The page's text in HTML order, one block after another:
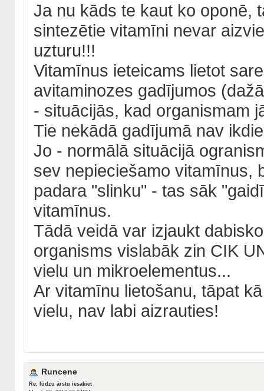
Ja nu kāds te kaut ko oponē,
sintezētie vitamīni nevar
uzturu!!!
Vitamīnus ieteicams lietot
avitaminozes gadījumos
- situācijās, kad organismam
Tie nekādā gadījumā nav
Jo - normālā situācijā
sev nepieciešamo vitamīnus,
padara "slinku" - tas sāk
vitamīnus.
Tādā veidā var izjaukt
organisms vislabāk zin CIK
vielu un mikroelementus...
Ar vitamīnu lietošanu, tāpat
vielu, nav labi aizrauties!
Runcene
Re: lūdzu ārstu iesakiet